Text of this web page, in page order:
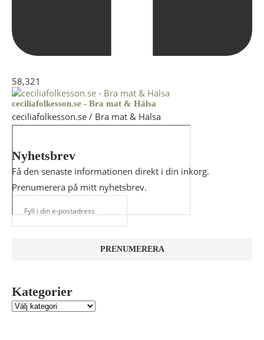
58,321
ceciliafolkesson.se - Bra mat & Hälsa
ceciliafolkesson.se / Bra mat & Hälsa
Nyhetsbrev
Få den senaste informationen direkt i din inkorg.
Prenumerera på mitt nyhetsbrev.
Kategorier